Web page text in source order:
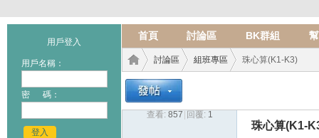
用戶登入
用戶名稱：
密 碼：
登入
首頁 討論區 BK群組
討論區
›
組班專區 珠心算(K1-K3)
查看: 857 回覆: 1
珠心算(K1-